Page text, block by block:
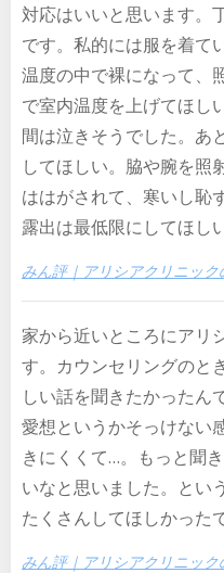
対応はいいと思います。
です。私的には服を着て
温度の中で裸になって、
で室内温度を上げてほし
間は泣きそうでした。あ
してほしい。脇や腕を照
ははがされて、寒いし恥
露出は最低限にしてほしい
みん評｜アリシアクリニッ
家から近いところにアリ
す。カウンセリングのと
しい話を聞きたかったん
愛想というかそっけない
きにくくて…。もっと聞
いなと思いました。とい
たくさんしてほしかった
みん評｜アリシアクリニッ